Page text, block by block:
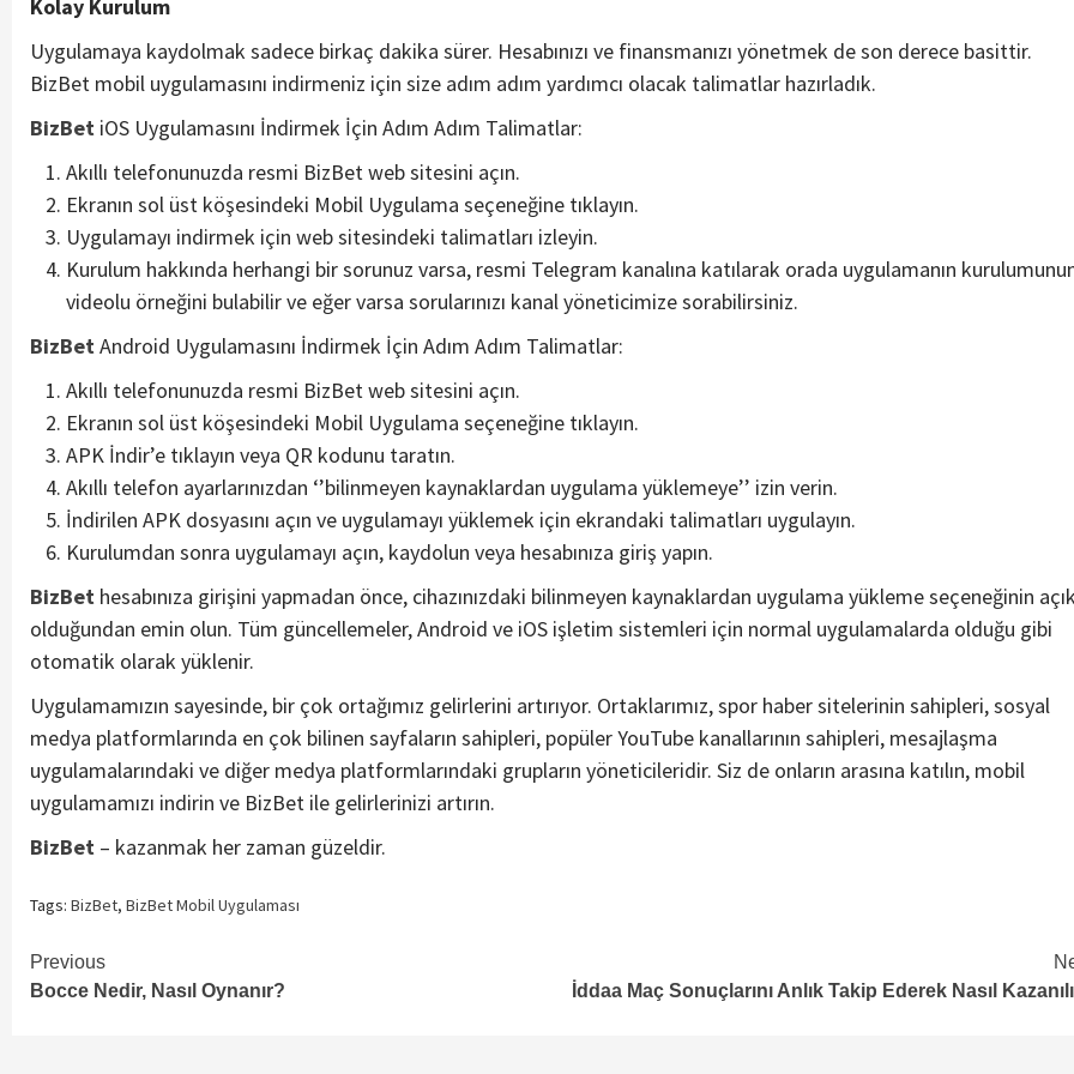
Kolay Kurulum
Uygulamaya kaydolmak sadece birkaç dakika sürer. Hesabınızı ve finansmanızı yönetmek de son derece basittir.
BizBet mobil uygulamasını indirmeniz için size adım adım yardımcı olacak talimatlar hazırladık.
BizBet iOS Uygulamasını İndirmek İçin Adım Adım Talimatlar:
Akıllı telefonunuzda resmi BizBet web sitesini açın.
Ekranın sol üst köşesindeki Mobil Uygulama seçeneğine tıklayın.
Uygulamayı indirmek için web sitesindeki talimatları izleyin.
Kurulum hakkında herhangi bir sorunuz varsa, resmi Telegram kanalına katılarak orada uygulamanın
videolu örneğini bulabilir ve eğer varsa sorularınızı kanal yöneticimize sorabilirsiniz.
BizBetAndroid Uygulamasını İndirmek İçin Adım Adım Talimatlar:
Akıllı telefonunuzda resmi BizBet web sitesini açın.
Ekranın sol üst köşesindeki Mobil Uygulama seçeneğine tıklayın.
APK İndir’e tıklayın veya QR kodunu taratın.
Akıllı telefon ayarlarınızdan ‘’bilinmeyen kaynaklardan uygulama yüklemeye’’ izin verin.
İndirilen APK dosyasını açın ve uygulamayı yüklemek için ekrandaki talimatları uygulayın.
Kurulumdan sonra uygulamayı açın, kaydolun veya hesabınıza giriş yapın.
BizBet hesabınıza girişini yapmadan önce, cihazınızdaki bilinmeyen kaynaklardan uygulama yükleme seçeneğinin
olduğundan emin olun. Tüm güncellemeler, Android ve iOS işletim sistemleri için normal uygulamalarda olduğu gibi
otomatik olarak yüklenir.
Uygulamamızın sayesinde, bir çok ortağımız gelirlerini artırıyor. Ortaklarımız, spor haber sitelerinin sahipleri, sosyal
medya platformlarında en çok bilinen sayfaların sahipleri, popüler YouTube kanallarının sahipleri, mesajlaşma
uygulamalarındaki ve diğer medya platformlarındaki grupların yöneticileridir. Siz de onların arasına katılın, mobil
uygulamamızı indirin ve BizBet ile gelirlerinizi artırın.
BizBet – kazanmak her zaman güzeldir.
Tags: BizBet, BizBet Mobil Uygulaması
Continue
Reading
Previous
Bocce Nedir, Nasıl Oynanır?
İddaa Maç Sonuçlarını Anlık Takip Ederek Nasıl